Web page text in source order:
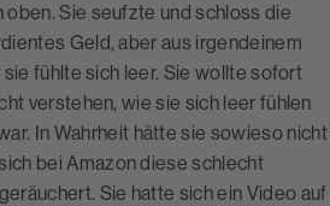
Sie seufzte und schloss die
Geld, aber aus irgendeinem
fühlte sich leer. Sie wollte sofort
verstehen, wie sie sich leer fühlen
In Wahrheit hätte sie sowieso nicht
bei Amazon diese schlecht
Sie hatte sich ein Video auf